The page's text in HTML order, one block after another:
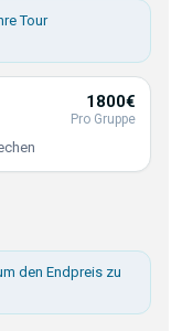
Tour
1800€
Pro Gruppe
den Endpreis zu